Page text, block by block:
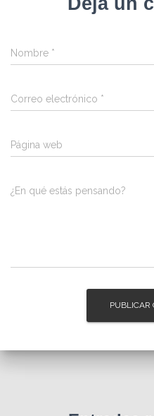
Nombre *
Correo electrónico *
Página web
¿En qué estás pensando?